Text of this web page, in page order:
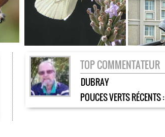
TOP COMMENTATEUR
DUBRAY
POUCES VERTS RÉCENTS :